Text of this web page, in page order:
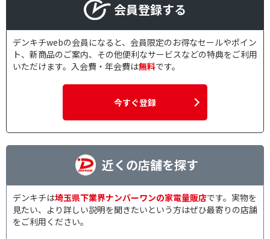
会員登録する
デンキチwebの会員になると、会員限定のお得なセールやポイン
ト、新商品のご案内、その他便利なサービスなどの特典をご利用
いただけます。入会費・年会費は無料です。
今すぐ登録
近くの店舗を探す
デンキチは埼玉県下業界ナンバーワンの家電量販店です。実物を
見たい、より詳しい説明を聞きたいという方はぜひ最寄りの店舗
をご利用ください。